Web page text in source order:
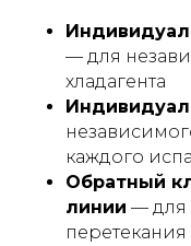
— для
хладагента
каждого
Обратный
линии — для